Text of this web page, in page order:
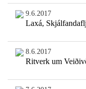
9.6.2017
Laxá,
8.6.2017
Ritverk um